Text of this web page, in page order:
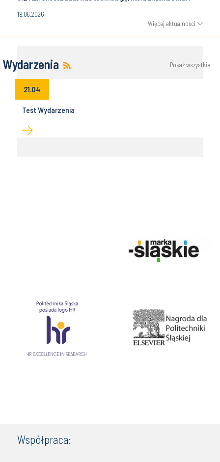
19.06.2026
Więcej aktualności
Wydarzenia Pokaż wszystkie
21.04
Test Wydarzenia
Współpraca: